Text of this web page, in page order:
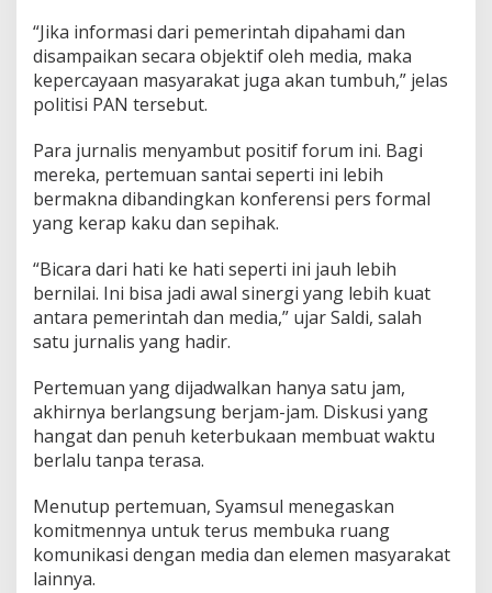
“Jika informasi dari pemerintah dipahami dan
disampaikan secara objektif oleh media, maka
kepercayaan masyarakat juga akan tumbuh,” jelas
politisi PAN tersebut.
Para jurnalis menyambut positif forum ini. Bagi
mereka, pertemuan santai seperti ini lebih
bermakna dibandingkan konferensi pers formal
yang kerap kaku dan sepihak.
“Bicara dari hati ke hati seperti ini jauh lebih
bernilai. Ini bisa jadi awal sinergi yang lebih kuat
antara pemerintah dan media,” ujar Saldi, salah
satu jurnalis yang hadir.
Pertemuan yang dijadwalkan hanya satu jam,
akhirnya berlangsung berjam-jam. Diskusi yang
hangat dan penuh keterbukaan membuat waktu
berlalu tanpa terasa.
Menutup pertemuan, Syamsul menegaskan
komitmennya untuk terus membuka ruang
komunikasi dengan media dan elemen masyarakat
lainnya.